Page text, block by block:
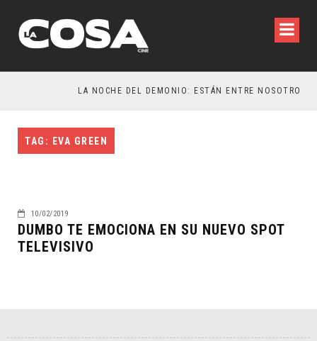
TAG: EVA GREEN
10/02/2019
DUMBO TE EMOCIONA EN SU NUEVO SPOT
TELEVISIVO